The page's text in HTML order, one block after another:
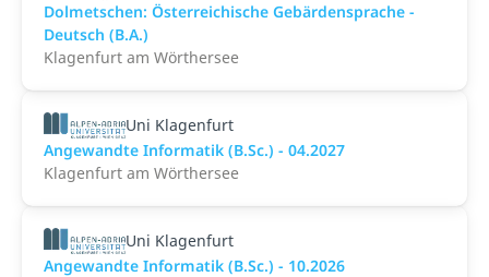
Dolmetschen: Österreichische Gebärdensprache -
Deutsch (B.A.)
Klagenfurt am Wörthersee
Uni Klagenfurt
Angewandte Informatik (B.Sc.) - 04.2027
Klagenfurt am Wörthersee
Uni Klagenfurt
Angewandte Informatik (B.Sc.) - 10.2026